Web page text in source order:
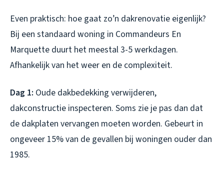
Even praktisch: hoe gaat zo’n dakrenovatie eigenlijk?
Bij een standaard woning in Commandeurs En
Marquette duurt het meestal 3-5 werkdagen.
Afhankelijk van het weer en de complexiteit.
Dag 1: Oude dakbedekking verwijderen,
dakconstructie inspecteren. Soms zie je pas dan dat
de dakplaten vervangen moeten worden. Gebeurt in
ongeveer 15% van de gevallen bij woningen ouder dan
1985.